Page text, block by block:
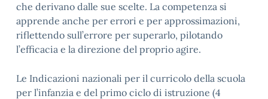
che derivano dalle sue scelte. La competenza si
apprende anche per errori e per approssimazioni,
riflettendo sull’errore per superarlo, pilotando
l’efficacia e la direzione del proprio agire.
Le Indicazioni nazionali per il curricolo della scuola
per l’infanzia e del primo ciclo di istruzione (4